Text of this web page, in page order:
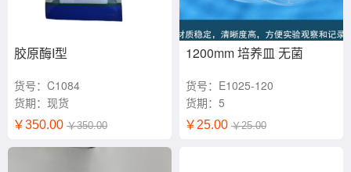
胶原酶I型
货号：C1084
货期：现货
￥350.00 ￥350.00
1200mm 培养皿 无菌
货号：E1025-120
货期：5
￥25.00 ￥25.00